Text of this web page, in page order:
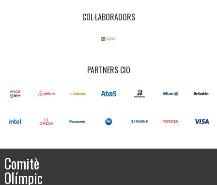
COL·LABORADORS
PARTNERS CIO
Comitè
Olímpic